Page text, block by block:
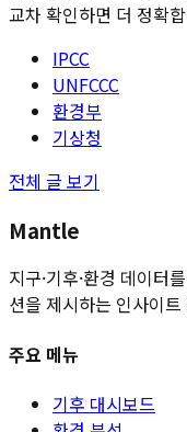
교차 확인하면 더 정확
IPCC
UNFCCC
환경부
기상청
전체 글 보기
Mantle
지구·기후·환경 데이터
션을 제시하는 인사이
주요 메뉴
기후 대시보드